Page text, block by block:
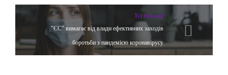
Yсі новини
"ЄС" вимагає від влади ефективних заходів
боротьби з пандемією коронавірусу